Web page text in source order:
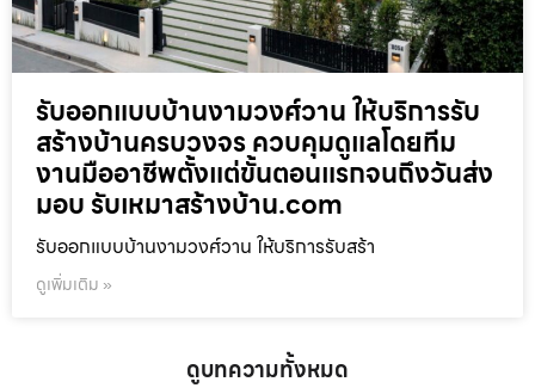
รับออกแบบบ้านงามวงศ์วาน ให้บริการรับ
สร้างบ้านครบวงจร ควบคุมดูแลโดยทีม
งานมืออาชีพตั้งแต่ขั้นตอนแรกจนถึงวันส่ง
มอบ รับเหมาสร้างบ้าน.com
รับออกแบบบ้านงามวงศ์วาน ให้บริการรับสร้า
ดูเพิ่มเติม »
ดูบทความทั้งหมด